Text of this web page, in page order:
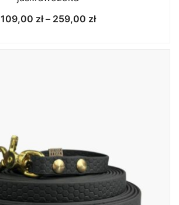
109,00 zł – 259,00 złZakres